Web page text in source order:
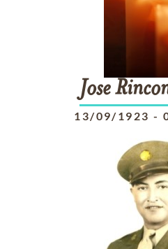
Jose
13/09/1923 -